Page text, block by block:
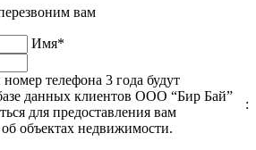
вам
Имя*
телефона 3 года будут
данных клиентов ООО “Бир Бай”
для предоставления вам
объектах недвижимости.
: